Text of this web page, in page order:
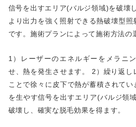
信号を出すエリア(バルジ領域)を破壊
より出力を強く照射できる熱破壊型
です。施術プランによって施術方法の
1）レーザーのエネルギーをメラニ
せ、熱を発生させます。 2）繰り返し
ことで徐々に皮下で熱が蓄積されて
を生やす信号を出すエリア(バルジ領
破壊し、確実な脱毛効果を得ます。